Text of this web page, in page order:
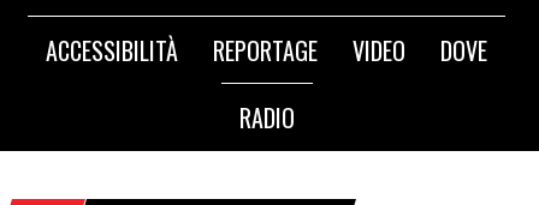
ACCESSIBILITÀ
REPORTAGE VIDEO
DOVE
RADIO